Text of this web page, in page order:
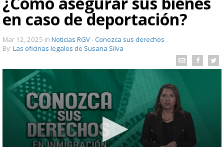
en caso de deportación?
Mar 12, 2025 in Noticias RGV - Conozca sus derechos
By: Las oficinas legales de Susana Silva